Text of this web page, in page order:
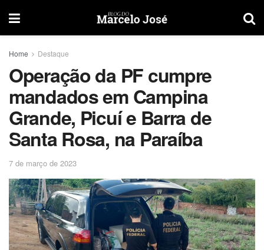
Home Destaque
Operação da PF cumpre
mandados em Campina
Grande, Picuí e Barra de
Santa Rosa, na Paraíba
7 de março de 2023